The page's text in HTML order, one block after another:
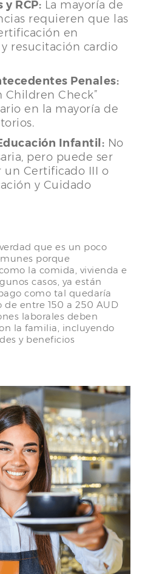
RCP: La mayoría de
requieren que las
en
resucitación cardio
Penales:
Children Check”
en la mayoría de
Infantil: No
pero puede ser
un Certificado III o
y Cuidado
que es un poco
porque
la comida, vivienda e
casos, ya están
como tal quedaría
entre 150 a 250 AUD
laborales deben
la familia, incluyendo
y beneficios